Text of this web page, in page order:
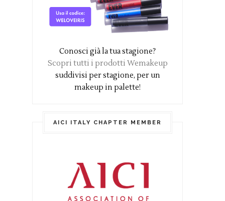
Conosci già la tua stagione?
Scopri tutti i prodotti Wemakeup
suddivisi per stagione, per un
makeup in palette!
AICI ITALY CHAPTER MEMBER